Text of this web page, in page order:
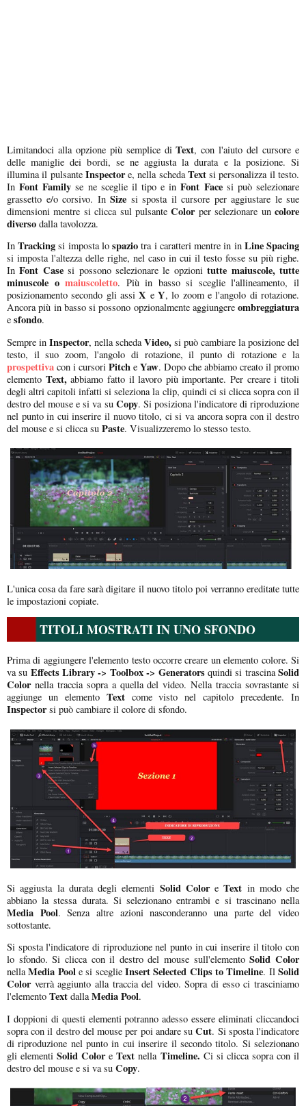
Limitandoci alla opzione più semplice diText, con l'aiuto del cursore e
delle maniglie dei bordi, se ne aggiusta la durata e la posizione. Si
illumina il pulsante Inspectore, nella schedaTextsi personalizza il testo.
In Font Family se ne sceglie il tipo e inFont Facesi può selezionare
grassetto e/o corsivo. In Size si sposta il cursore per aggiustare le sue
dimensioni mentre si clicca sul pulsante Colorper selezionare uncolore
diverso dalla tavolozza.
InTrackingsi imposta lospaziotra i caratteri mentre in inLine Spacing
si imposta l'altezza delle righe, nel caso in cui il testo fosse su più righe.
InFont Casesi possono selezionare le opzionitutte maiuscole, tutte
minuscole omaiuscoletto. Più in basso si sceglie l'allineamento, il
posizionamento secondo gli assiX eY, lo zoom e l'angolo di rotazione.
Ancora più in basso si possono opzionalmente aggiungere ombreggiatura
e sfondo.
Sempre in Inspector, nella scheda Video, si può cambiare la posizione del
testo, il suo zoom, l'angolo di rotazione, il punto di rotazione e la
prospettiva con i cursori Pitch e Yaw. Dopo che abbiamo creato il promo
elemento Text, abbiamo fatto il lavoro più importante. Per creare i titoli
degli altri capitoli infatti si seleziona la clip, quindi ci si clicca sopra con il
destro del mouse e si va suCopy. Si posiziona l'indicatore di riproduzione
nel punto in cui inserire il nuovo titolo, ci si va ancora sopra con il destro
del mouse e si clicca su Paste. Visualizzeremo lo stesso testo.
L'unica cosa da fare sarà digitare il nuovo titolo poi verranno ereditate tutte
le impostazioni copiate.
TITOLI MOSTRATI IN UNO SFONDO
Prima di aggiungere l'elemento testo occorre creare un elemento colore. Si
va su Effects Library -> Toolbox -> Generatorsquindi si trascinaSolid
Colornella traccia sopra a quella del video. Nella traccia sovrastante si
aggiunge un elementoTextcome visto nel capitolo precedente. In
Inspectorsi può cambiare il colore di sfondo.
Si aggiusta la durata degli elementi Solid Colore Text in modo che
abbiano la stessa durata. Si selezionano entrambi e si trascinano nella
Media Pool. Senza altre azioni nasconderanno una parte del video
sottostante.
Si sposta l'indicatore di riproduzione nel punto in cui inserire il titolo con
lo sfondo. Si clicca con il destro del mouse sull'elementoSolid Color
nellaMedia Poole si sceglieInsert Selected Clips to Timeline. IlSolid
Colorverrà aggiunto alla traccia del video. Sopra di esso ci trasciniamo
l'elemento Text dallaMedia Pool.
I doppioni di questi elementi potranno adesso essere eliminati cliccandoci
sopra con il destro del mouse per poi andare suCut. Si sposta l'indicatore
di riproduzione nel punto in cui inserire il secondo titolo. Si selezionano
gli elementiSolid ColoreText nella Timeline. Ci si clicca sopra con il
destro del mouse e si va su Copy.